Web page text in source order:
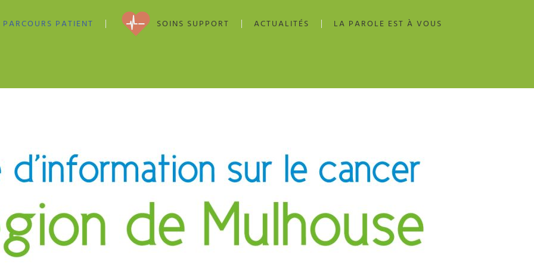
PARCOURS PATIENT SOINS SUPPORT ACTUALITÉS LA PAROLE EST À VOUS